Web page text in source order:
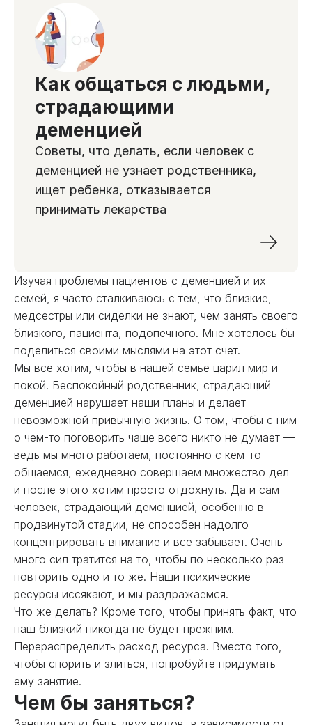
Как общаться с людьми,
страдающими
деменцией
Советы, что делать, если человек с
деменцией не узнает родственника,
ищет ребенка, отказывается
принимать лекарства
Изучая проблемы пациентов с деменцией и их
семей, я часто сталкиваюсь с тем, что близкие,
медсестры или сиделки не знают, чем занять своего
близкого, пациента, подопечного. Мне хотелось бы
поделиться своими мыслями на этот счет.
Мы все хотим, чтобы в нашей семье царил мир и
покой. Беспокойный родственник, страдающий
деменцией нарушает наши планы и делает
невозможной привычную жизнь. О том, чтобы с ним
о чем-то поговорить чаще всего никто не думает —
ведь мы много работаем, постоянно с кем-то
общаемся, ежедневно совершаем множество дел
и после этого хотим просто отдохнуть. Да и сам
человек, страдающий деменцией, особенно в
продвинутой стадии, не способен надолго
концентрировать внимание и все забывает. Очень
много сил тратится на то, чтобы по несколько раз
повторить одно и то же. Наши психические
ресурсы иссякают, и мы раздражаемся.
Что же делать? Кроме того, чтобы принять факт, что
наш близкий никогда не будет прежним.
Перераспределить расход ресурса. Вместо того,
чтобы спорить и злиться, попробуйте придумать
ему занятие.
Чем бы заняться?